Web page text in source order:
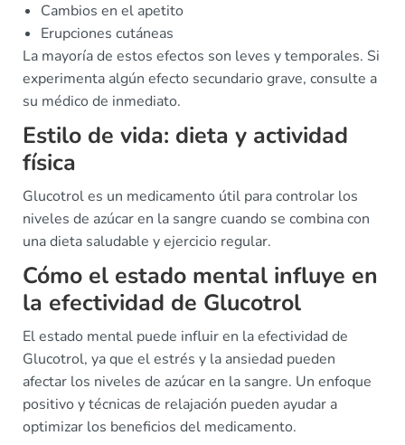
Cambios en el apetito
Erupciones cutáneas
La mayoría de estos efectos son leves y temporales. Si
experimenta algún efecto secundario grave, consulte a
su médico de inmediato.
Estilo de vida: dieta y actividad
física
Glucotrol es un medicamento útil para controlar los
niveles de azúcar en la sangre cuando se combina con
una dieta saludable y ejercicio regular.
Cómo el estado mental influye en
la efectividad de Glucotrol
El estado mental puede influir en la efectividad de
Glucotrol, ya que el estrés y la ansiedad pueden
afectar los niveles de azúcar en la sangre. Un enfoque
positivo y técnicas de relajación pueden ayudar a
optimizar los beneficios del medicamento.